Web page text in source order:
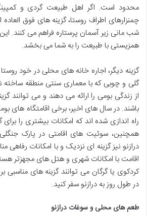
محدود است. اگر اهل طبیعت گردی و
چمنزارهای اطراف روستا، گزینه های فوق
شب مانی زیر آسمان پرستاره فراهم می کنند.
همزیستی با طبیعت را به شما می بخشد.
گزینه دیگر، اجاره خانه های محلی در خود
گلی و چوبی که با معماری سنتی منطقه ساخته
از زندگی بومی را ارائه می دهند و می توانند
باشند. در سال های اخیر، برخی اقامتگاه های
راه اندازی شده اند که امکانات بیشتری را
همچنین، سوئیت های اقامتی در پارک
درازنو نیز گزینه ای نزدیک و با امکانات رفاهی
اقامت با امکانات شهری و هتل های مجهزتر
کردکوی یا گرگان می توانند گزینه های
در طول روز به درازنو سفر کنید.
طعم های محلی و سوغات درازنو